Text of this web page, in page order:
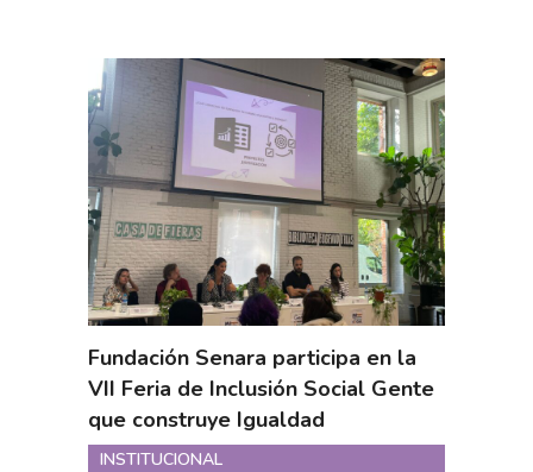
Fundación Senara participa en la
VII Feria de Inclusión Social Gente
que construye Igualdad
INSTITUCIONAL